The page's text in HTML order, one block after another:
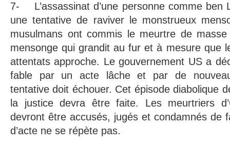
7- L’assassinat d’une personne comme ben
une tentative de raviver le monstrueux
musulmans ont commis le meurtre de
mensonge qui grandit au fur et à mesure que
attentats approche. Le gouvernement US a
fable par un acte lâche et par de
tentative doit échouer. Cet épisode diabolique
la justice devra être faite. Les meurtriers
devront être accusés, jugés et condamnés de
d’acte ne se répète pas.